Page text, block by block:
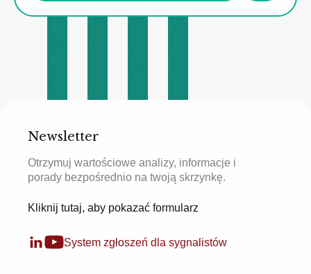
Newsletter
Otrzymuj wartościowe analizy, informacje i
porady bezpośrednio na twoją skrzynkę.
Kliknij tutaj, aby pokazać formularz
System zgłoszeń dla sygnalistów